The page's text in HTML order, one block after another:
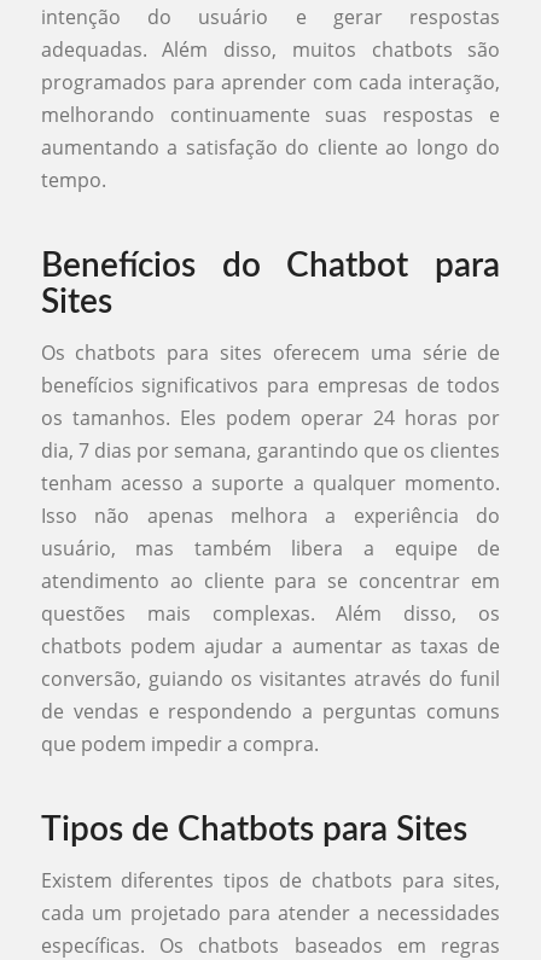
intenção do usuário e gerar respostas
adequadas. Além disso, muitos chatbots são
programados para aprender com cada interação,
melhorando continuamente suas respostas e
aumentando a satisfação do cliente ao longo do
tempo.
Benefícios do Chatbot para
Sites
Os chatbots para sites oferecem uma série de
benefícios significativos para empresas de todos
os tamanhos. Eles podem operar 24 horas por
dia, 7 dias por semana, garantindo que os clientes
tenham acesso a suporte a qualquer momento.
Isso não apenas melhora a experiência do
usuário, mas também libera a equipe de
atendimento ao cliente para se concentrar em
questões mais complexas. Além disso, os
chatbots podem ajudar a aumentar as taxas de
conversão, guiando os visitantes através do funil
de vendas e respondendo a perguntas comuns
que podem impedir a compra.
Tipos de Chatbots para Sites
Existem diferentes tipos de chatbots para sites,
cada um projetado para atender a necessidades
específicas. Os chatbots baseados em regras